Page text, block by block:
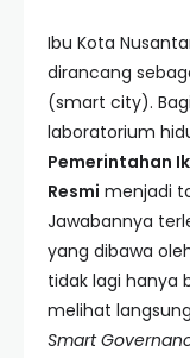
Ibu Kota
dirancang
(smart city).
laboratorium
Pemerintahan
Resmi menjadi
Jawabannya
yang dibawa
tidak lagi hanya
melihat
Smart